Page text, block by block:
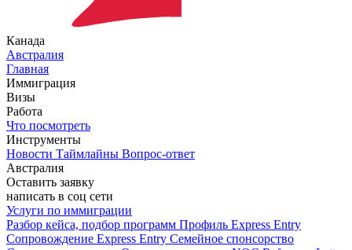
Канада
Австралия
Главная
Иммиграция
Визы
Работа
Что посмотреть
Инструменты
Новости Таймлайны Вопрос-ответ
Австралия
Оставить заявку
написать в соц сети
Услуги по иммиграции
Разбор кейса, подбор программ Профиль Express Entry
Сопровождение Express Entry Семейное спонсорство